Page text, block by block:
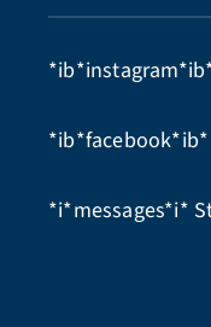
*ib*facebook*ib*
*i*messages*i*